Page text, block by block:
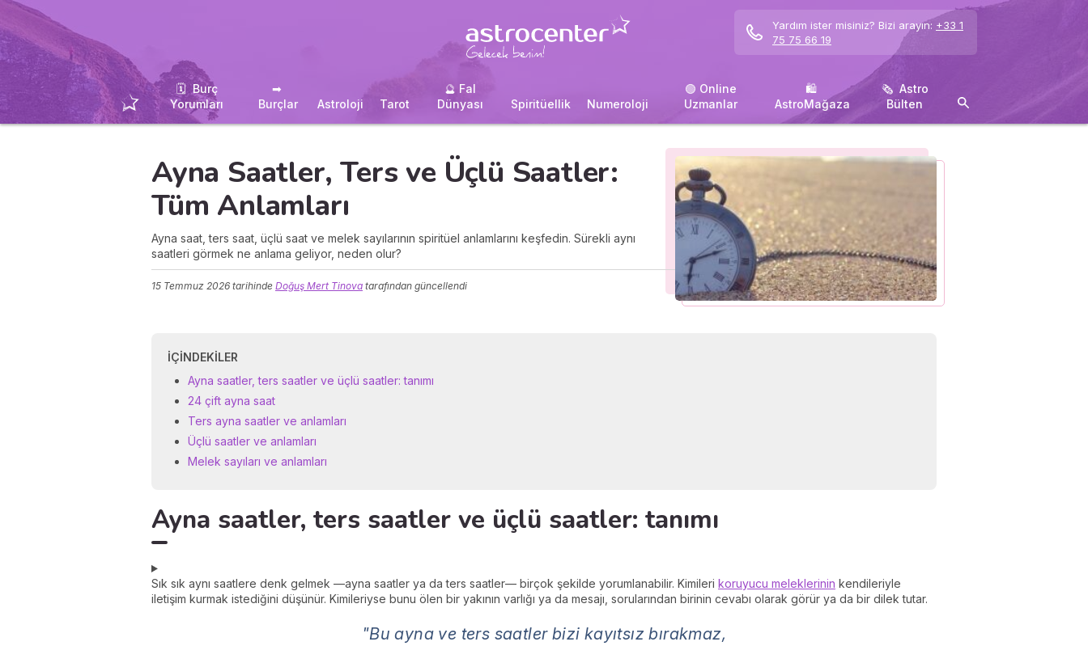
Yardım ister misiniz? Bizi arayın: +33 1
75 75 66 19
🗓 ️ Burç
Yorumları
➡ ️
Burçlar
Astroloji Tarot
🔮 Fal
Dünyası
Spiritüellik Numeroloji
🟢 Online
Uzmanlar
🛍 ️
AstroMağaza
🗞 ️ Astro
Bülten
Ayna Saatler, Ters ve Üçlü Saatler:
Tüm Anlamları
Ayna saat, ters saat, üçlü saat ve melek sayılarının spiritüel anlamlarını keşfedin. Sürekli aynı
saatleri görmek ne anlama geliyor, neden olur?
15 Temmuz 2026 tarihinde Doğuş Mert Tinova tarafından güncellendi
İÇINDEKILER
Ayna saatler, ters saatler ve üçlü saatler: tanımı
24 çift ayna saat
Ters ayna saatler ve anlamları
Üçlü saatler ve anlamları
Melek sayıları ve anlamları
Ayna saatler, ters saatler ve üçlü saatler: tanımı
Sık sık aynı saatlere denk gelmek —ayna saatler ya da ters saatler— birçok şekilde yorumlanabilir. Kimileri koruyucu meleklerinin kendileriyle
iletişim kurmak istediğini düşünür. Kimileriyse bunu ölen bir yakının varlığı ya da mesajı, sorularından birinin cevabı olarak görür ya da bir dilek tutar.
"Bu ayna ve ters saatler bizi kayıtsız bırakmaz,